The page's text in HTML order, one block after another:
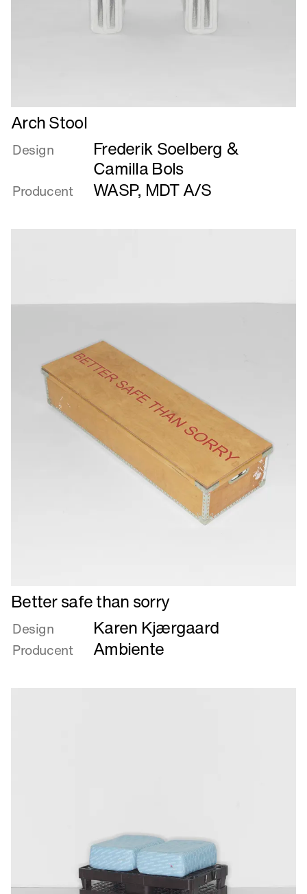
Læs
mere
om
Arch Stool
Design
Frederik Soelberg &
Camilla Bols
Producent WASP, MDT A/S
Læs
mere
om
Better
safe
Better safe than sorry
Design Karen Kjærgaard
Producent Ambiente